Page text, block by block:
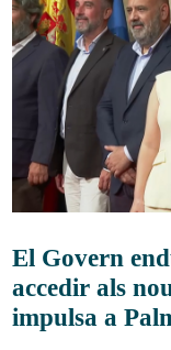
El Govern
accedir als
impulsa a